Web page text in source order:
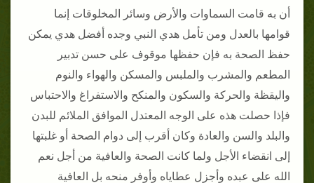
أن به قامت السماوات والأرض وسائر المخلوقات إنما
قوامها بالعدل ومن تأمل هدي النبي وجده أفضل هدي يمكن
حفظ الصحة به فإن حفظها موقوف على حسن تدبير
المطعم والمشرب والملبس والمسكن والهواء والنوم
واليقظة والحركة والسكون والمنكح والاستفراغ والاحتباس
فإذا حصلت هذه على الوجه المعتدل الموافق الملائم للبدن
والبلد والسن والعادة وكان أقرب إلى دوام الصحة أو غلبتها
إلى انقضاء الأجل ولما كانت الصحة والعافية من أجل نعم
الله على عبده وأجزل عطاياه وأوفر منحه بل العافية